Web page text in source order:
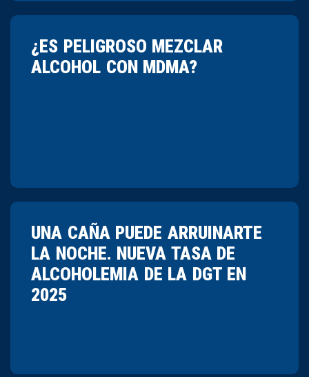
¿ES PELIGROSO MEZCLAR
ALCOHOL CON MDMA?
UNA CAÑA PUEDE ARRUINARTE
LA NOCHE. NUEVA TASA DE
ALCOHOLEMIA DE LA DGT EN
2025